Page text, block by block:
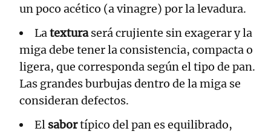
un poco acético (a vinagre) por la levadura.
Latexturaserá crujiente sin exagerar y la
miga debe tener la consistencia, compacta o
ligera, que corresponda según el tipo de pan.
Las grandes burbujas dentro de la miga se
consideran defectos.
El sabortípico del pan es equilibrado,